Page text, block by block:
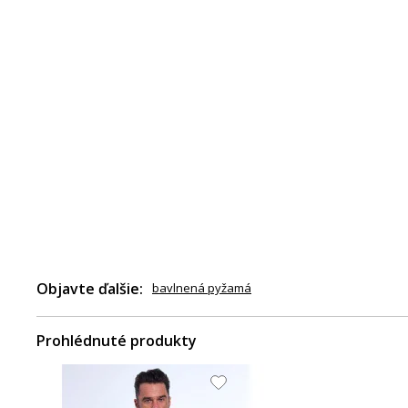
Objavte ďalšie: bavlnená pyžamá
Prohlédnuté produkty